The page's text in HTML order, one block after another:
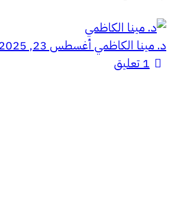
د. مينا الكاظمي أغسطس 23, 2025
1 تعليق